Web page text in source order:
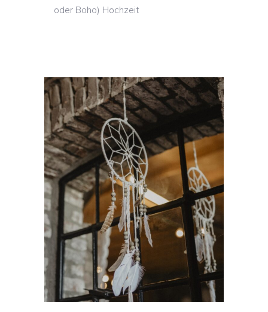
oder Boho) Hochzeit
DEKO IM VINTAGE
/ BOHO STIL